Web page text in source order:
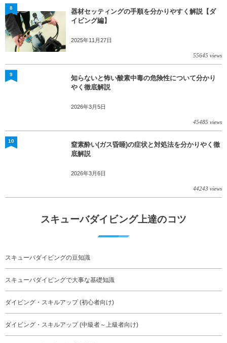
器材セッティングの手順を分かりやすく解説【ダ
イビング編】
2025年11月27日
55645 views
8
知らないと怖い酸素中毒の危険性について分かり
やく徹底解説
2026年3月5日
45485 views
9
窒素酔い(ガス昏睡)の症状と対処法を分かりやく徹
底解説
2026年3月6日
44243 views
10
スキューバダイビング上達のコツ
スキューバダイビングの豆知識
スキューバダイビングで大事な基礎知識
ダイビング・スキルアップ (初心者向け)
ダイビング・スキルアップ (中級者～上級者向け)